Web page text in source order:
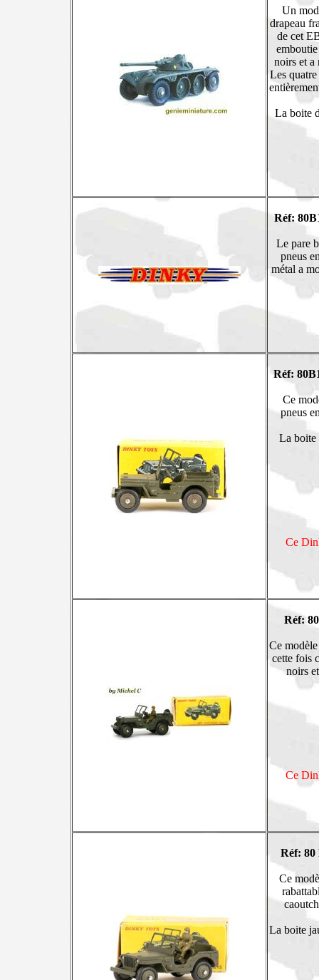
Un
drapeau
de cet
noirs et a
Les
La boite
Réf:
Le pare
pneus
métal a
Réf:
Ce
pneus
La boite
Ce
Réf:
Ce
cette fois
noirs
Ce
Réf: 80
Ce
La boite